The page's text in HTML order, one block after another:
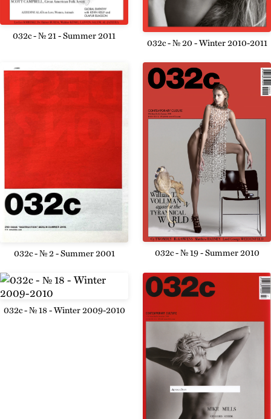
032c - № 21 - Summer 2011
032c - № 20 - Winter 2010-2011
032c - № 2 - Summer 2001 032c - № 19 - Summer 2010
032c - № 18 - Winter 2009-2010